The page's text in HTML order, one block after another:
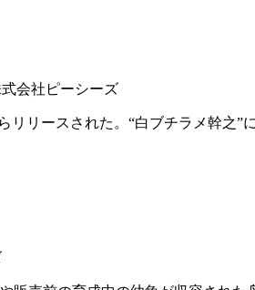
会社ピーシーズ
リースされた。“白ブチラメ幹之”